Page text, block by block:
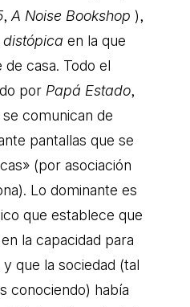
, A Noise Bookshop ),
distópica en la que
de casa. Todo el
por Papá Estado,
comunican de
pantallas que se
(por asociación
Lo dominante es
que establece que
la capacidad para
que la sociedad (tal
conociendo) había